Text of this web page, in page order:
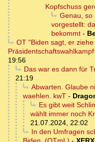
Kopfschuss
Genau, so
vorgestellt:
bekommt -
OT "Biden sagt, er
19:56
Das war es dann für
21:19
Abwarten. Glaube
waehlen. kwT -
Es gibt weit
wählt immer noch
21.07.2024, 22:02
In den Umfragen